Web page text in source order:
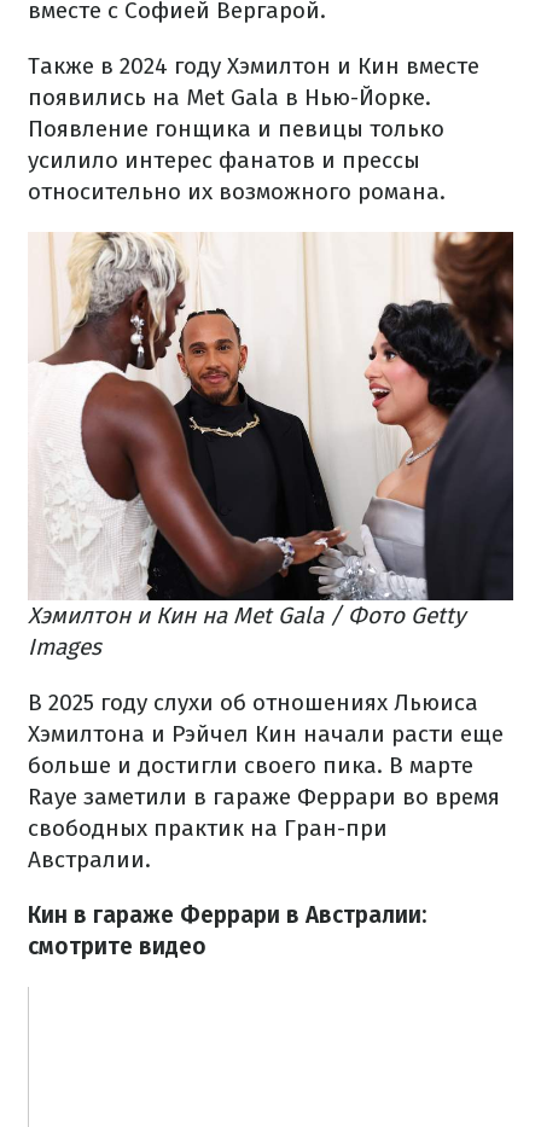
вместе с Софией Вергарой.
Также в 2024 году Хэмилтон и Кин вместе
появились на Met Gala в Нью-Йорке.
Появление гонщика и певицы только
усилило интерес фанатов и прессы
относительно их возможного романа.
Хэмилтон и Кин на Met Gala / Фото Getty
Images
В 2025 году слухи об отношениях Льюиса
Хэмилтона и Рэйчел Кин начали расти еще
больше и достигли своего пика. В марте
Raye заметили в гараже Феррари во время
свободных практик на Гран-при
Австралии.
Кин в гараже Феррари в Австралии:
смотрите видео